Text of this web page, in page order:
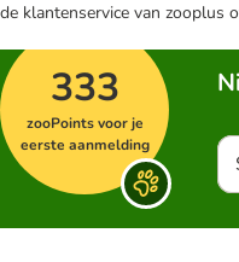
de klantenservice van zooplus
333
zooPoints voor je
eerste aanmelding